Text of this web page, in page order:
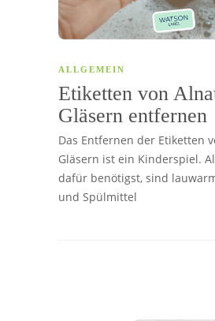
ALLGEMEIN
Etiketten von
Gläsern entfernen
Das Entfernen der Etiketten
Gläsern ist ein Kinderspiel.
dafür benötigst, sind
und Spülmittel